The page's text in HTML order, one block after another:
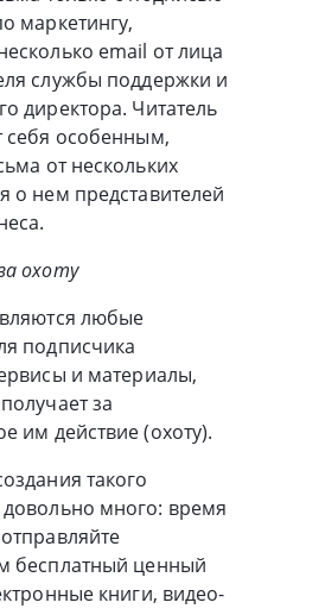
маркетингу,
email от лица
службы поддержки и
директора. Читатель
себя особенным,
от нескольких
о нем представителей
охоту
любые
подписчика
и материалы,
за
им действие (охоту).
такого
много: время
бесплатный ценный
книги, видео-